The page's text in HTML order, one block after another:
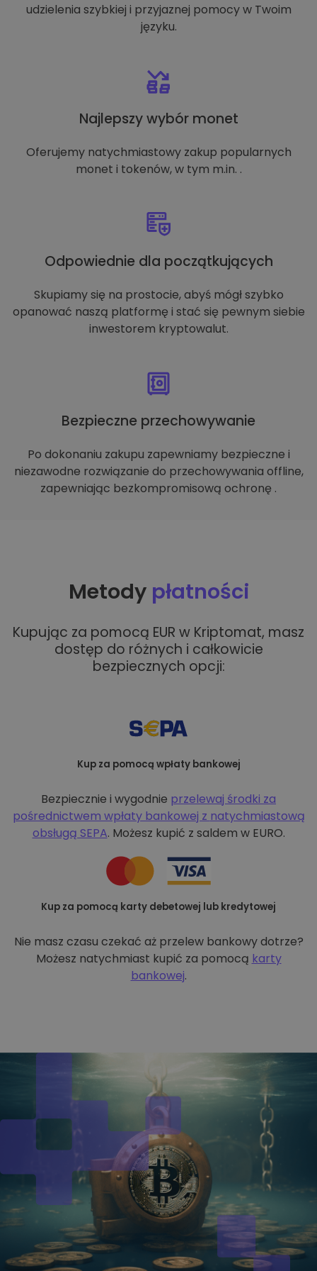
udzielenia szybkiej i przyjaznej pomocy w Twoim
języku.
Najlepszy wybór monet
Oferujemy natychmiastowy zakup popularnych
monet i tokenów, w tym m.in. .
Odpowiednie dla początkujących
Skupiamy się na prostocie, abyś mógł szybko
opanować naszą platformę i stać się pewnym siebie
inwestorem kryptowalut.
Bezpieczne przechowywanie
Po dokonaniu zakupu zapewniamy bezpieczne i
niezawodne rozwiązanie do przechowywania offline,
zapewniając bezkompromisową ochronę .
Metody płatności
Kupując za pomocą EUR w Kriptomat, masz
dostęp do różnych i całkowicie
bezpiecznych opcji:
Kup za pomocą wpłaty bankowej
Bezpiecznie i wygodnie przelewaj środki za
pośrednictwem wpłaty bankowej z natychmiastową
obsługą SEPA. Możesz kupić z saldem w EURO.
Kup za pomocą karty debetowej lub kredytowej
Nie masz czasu czekać aż przelew bankowy dotrze?
Możesz natychmiast kupić za pomocą karty
bankowej.